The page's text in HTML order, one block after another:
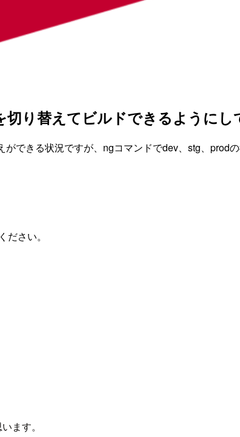
り替えてビルドできるようにし
できる状況ですが、ngコマンドでdev、stg、prod
さい。
ます。